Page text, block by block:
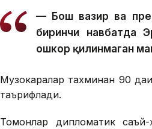
— Бош вазир ва
биринчи навбатда
ошкор қилинмаган
Музокаралар тахминан 90
таърифлади.
Томонлар дипломатик